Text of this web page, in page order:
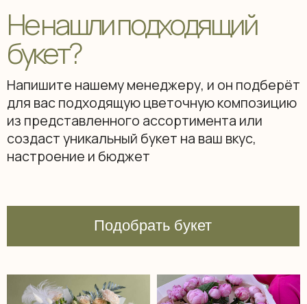
г. Усолье-Сибирское, ул. Матросова, 5
Ежедневно с 08:00 до 22:00
Ждем вас в нашей
уютной мастерской